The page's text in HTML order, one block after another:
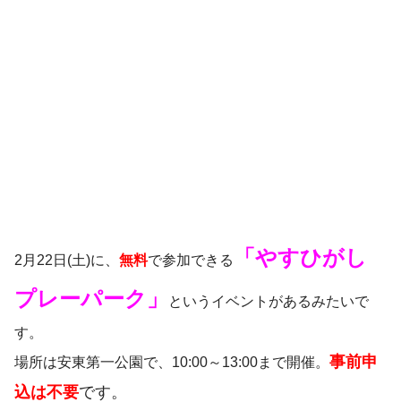
2月22日(土)に、 無料で参加できる
「やすひがし
プレーパーク」
というイベントがあるみたいで
す。
場所は安東第一公園で、10:00～13:00まで開催。 事前申
込は不要です。